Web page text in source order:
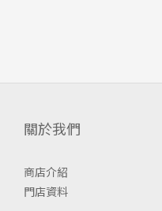
關於我們
商店介紹
門店資料